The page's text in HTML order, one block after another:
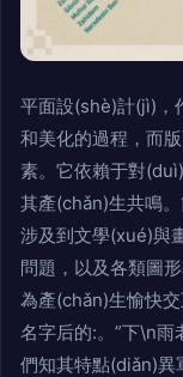
平面設(shè)計(jì)，
和美化的過程，而
素。它依賴于對
其產(chǎn)生共鳴
涉及到文學(xué)與
問題，以及各類圖
為產(chǎn)生愉快
名字后的:。”下\n雨
們知其特點(diǎn)異